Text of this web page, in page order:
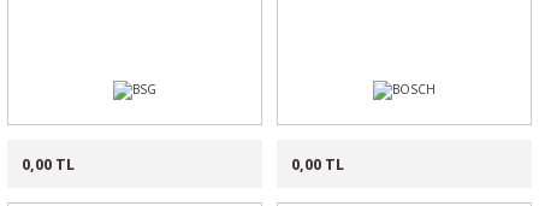
0,00 TL 0,00 TL